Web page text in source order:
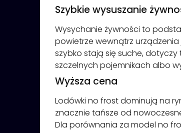
Szybkie wysuszanie
Wysychanie żywności to
powietrze wewnątrz
szybko stają się suche,
szczelnych pojemnikach albo
Wyższa cena
Lodówki no frost dominują na
znacznie tańsze od
Dla porównania za model no